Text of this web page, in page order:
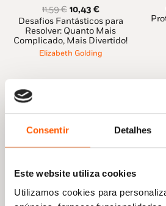
Consentir Detalhes
Este website utiliza cookies
Utilizamos cookies para
11,59€ O
preço
original
era:
11,59 €.
10,43 €O
preço
atual
é:
10,43 €.
Desafios Fantásticos para
Resolver: Quanto Mais
Complicado, Mais Divertido!
Elizabeth Golding